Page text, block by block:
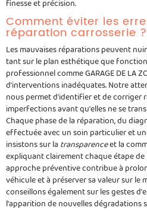
finesse et précision.
Comment éviter les
réparation carrosserie ?
Les mauvaises réparations peuvent
tant sur le plan esthétique que
professionnel comme GARAGE DE LA
d'interventions inadéquates. Notre
nous permet d'identifier et de corriger
imperfections avant qu'elles ne se
Chaque phase de la réparation, du
effectuée avec un soin particulier et
insistons sur la transparenceet la
expliquant clairement chaque étape
approche préventive contribue à
véhicule et à préserver sa valeur sur le
conseillons également sur les gestes
l'apparition de nouvelles dégradations